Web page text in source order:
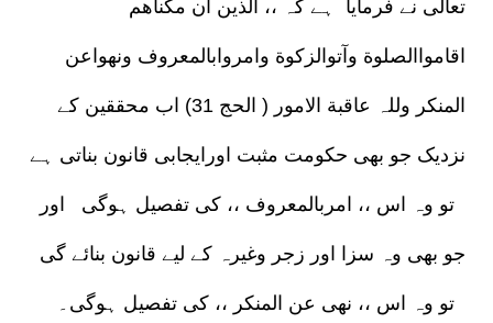
تعالی نے فرمایا ہے کہ ،، الذین ان مکناھم
اقامواالصلوة وآتوالزکوة وامروابالمعروف ونھواعن
المنکر وللہ عاقبة الامور ( الحج 31) اب محققین کے
نزدیک جو بھی حکومت مثبت اورایجابی قانون بناتی ہے
تو وہ اس ،، امربالمعروف ،، کی تفصیل ہوگی اور
جو بھی وہ سزا اور زجر وغیرہ کے لیے قانون بنائے گی
تو وہ اس ،، نھی عن المنکر ،، کی تفصیل ہوگی۔